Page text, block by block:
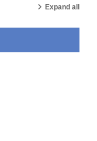
Expand all